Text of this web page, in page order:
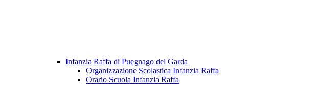
Infanzia Raffa di Puegnago del Garda
Organizzazione Scolastica Infanzia Raffa
Orario Scuola Infanzia Raffa